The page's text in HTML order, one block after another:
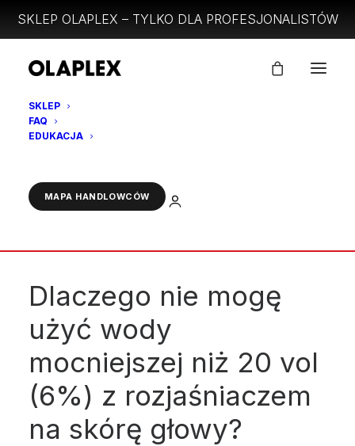
SKLEP OLAPLEX – TYLKO DLA PROFESJONALISTÓW
SKLEP
FAQ
EDUKACJA
MAPA HANDLOWCÓW ZALOGUJ
Dlaczego nie mogę
użyć wody
mocniejszej niż 20 vol
(6%) z rozjaśniaczem
na skórę głowy?